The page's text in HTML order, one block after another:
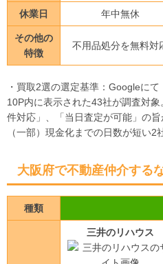
休業日 年中無休
その他の
特徴
不用品処分を無料対
・買取2選の選定基準：Googleに
10P内に表示された43社が調査対
件対応」、「当日査定が可能」の
（一部）現金化までの日数が短い2
大阪府で不動産仲介する
種類
三井のリハウス